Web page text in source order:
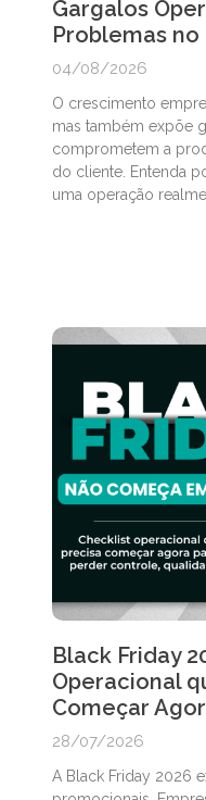
Gargalos
Problemas
04/08/2026
O crescimento
mas também expõe
comprometem a
do cliente. Entenda
uma operação
Black Friday
Operacional
Começar
28/07/2026
A Black Friday 2026